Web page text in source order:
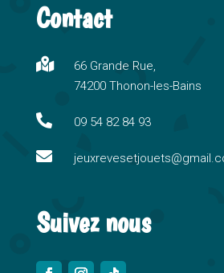
e
n
a
i
e
Contact

66 Grande Rue,
74200 Thonon-les-Bains
 09 54 82 84 93

Suivez nous